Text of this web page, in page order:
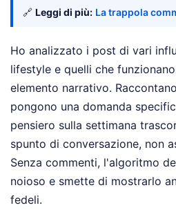
🔗 Leggi di più: La trappola
Ho analizzato i post di vari
lifestyle e quelli che
elemento narrativo.
pongono una domanda
pensiero sulla settimana
spunto di conversazione, non
Senza commenti, l'algoritmo
noioso e smette di mostrarlo
fedeli.